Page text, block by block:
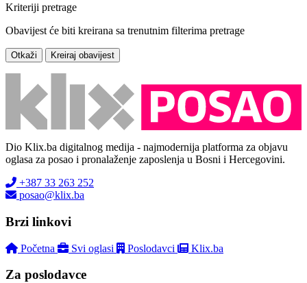
Kriteriji pretrage
Obavijest će biti kreirana sa trenutnim filterima pretrage
Otkaži Kreiraj obavijest
Dio Klix.ba digitalnog medija - najmodernija platforma za objavu
oglasa za posao i pronalaženje zaposlenja u Bosni i Hercegovini.
+387 33 263 252
posao@klix.ba
Brzi linkovi
Početna Svi oglasi Poslodavci Klix.ba
Za poslodavce